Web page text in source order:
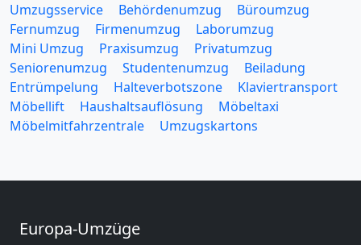
Umzugsservice Behördenumzug
Büroumzug
Fernumzug
Firmenumzug
Laborumzug
Mini Umzug
Praxisumzug
Privatumzug
Seniorenumzug
Studentenumzug
Beiladung
Entrümpelung
Halteverbotszone
Klaviertransport
Möbellift
Haushaltsauflösung
Möbeltaxi
Möbelmitfahrzentrale
Umzugskartons
Europa-Umzüge